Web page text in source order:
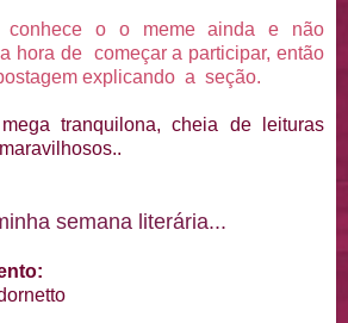
o o meme ainda e não
hora de começar a participar, então
explicando a seção.
tranquilona, cheia de leituras
semana literária...